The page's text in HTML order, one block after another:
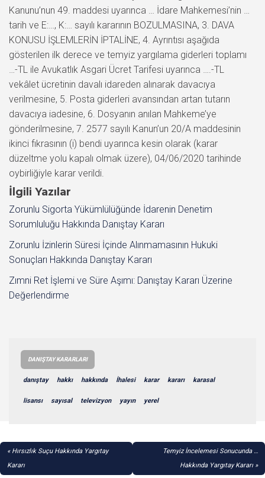
İlgili Yazılar
Zorunlu Sigorta Yükümlülüğünde İdarenin Denetim
Sorumluluğu Hakkında Danıştay Kararı
Zorunlu İzinlerin Süresi İçinde Alınmamasının Hukuki
Sonuçları Hakkında Danıştay Kararı
Zımni Ret İşlemi ve Süre Aşımı: Danıştay Kararı Üzerine
Değerlendirme
DANIŞTAY KARARLARI
danıştay hakkı hakkında İhalesi karar kararı karasal
lisansı sayısal televizyon yayın yerel
YAZI
GEZINMESI
Hırsızlık Suçu Hakkında Yargıtay
Kararı
Temyiz İncelemesi Sonucunda …
Hakkında Yargıtay Kararı